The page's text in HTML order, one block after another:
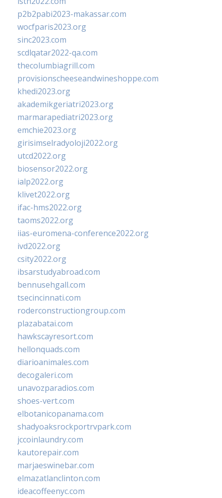
p2b2pabi2023-makassar.com
wocfparis2023.org
sinc2023.com
scdlqatar2022-qa.com
thecolumbiagrill.com
provisionscheeseandwineshoppe.com
khedi2023.org
akademikgeriatri2023.org
marmarapediatri2023.org
emchie2023.org
girisimselradyoloji2022.org
utcd2022.org
biosensor2022.org
ialp2022.org
klivet2022.org
ifac-hms2022.org
taoms2022.org
iias-euromena-conference2022.org
ivd2022.org
csity2022.org
ibsarstudyabroad.com
bennusehgall.com
tsecincinnati.com
roderconstructiongroup.com
plazabatai.com
hawkscayresort.com
hellonquads.com
diarioanimales.com
decogaleri.com
unavozparadios.com
shoes-vert.com
elbotanicopanama.com
shadyoaksrockportrvpark.com
jccoinlaundry.com
kautorepair.com
marjaeswinebar.com
elmazatlanclinton.com
ideacoffeenyc.com